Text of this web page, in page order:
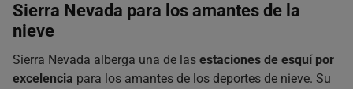
Sierra Nevada para los amantes de la
nieve
Sierra Nevada alberga una de las estaciones de esquí por
excelencia para los amantes de los deportes de nieve. Su